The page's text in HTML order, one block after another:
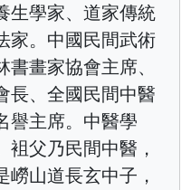
生學家、道家傳統
家。中國民間武術
畫家協會主席、
長、全國民間中醫
譽主席。中醫學
父乃民間中醫，
山道長玄中子，